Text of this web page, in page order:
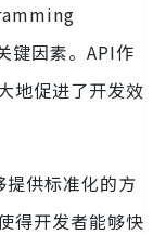
键因素。API作
地促进了开发效
供标准化的方
得开发者能够快